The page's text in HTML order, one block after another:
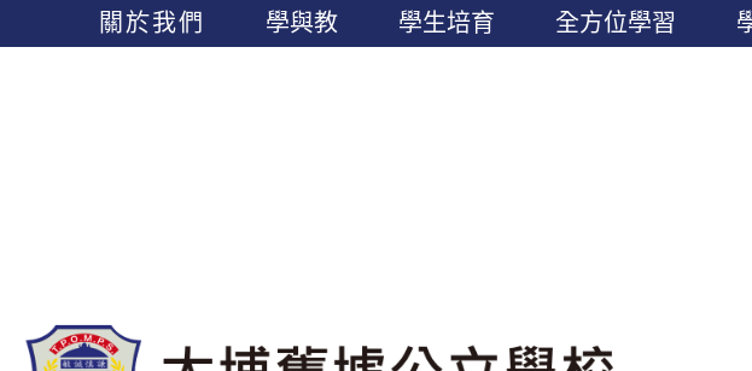
關於我們 學與教 學生培育 全方位學習